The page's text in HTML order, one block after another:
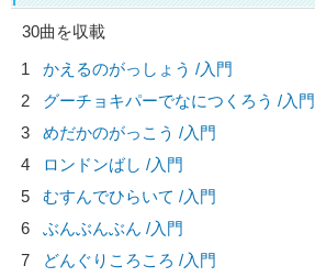
30曲を収載
1
かえるのがっしょう /入門
2
グーチョキパーでなにつくろう /入門
3
めだかのがっこう /入門
4
ロンドンばし /入門
5
むすんでひらいて /入門
6
ぶんぶんぶん /入門
7
どんぐりころころ /入門